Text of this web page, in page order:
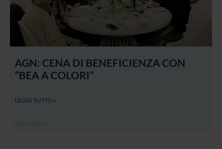
AGN: CENA DI BENEFICIENZA CON
“BEA A COLORI”
LEGGI TUTTO »